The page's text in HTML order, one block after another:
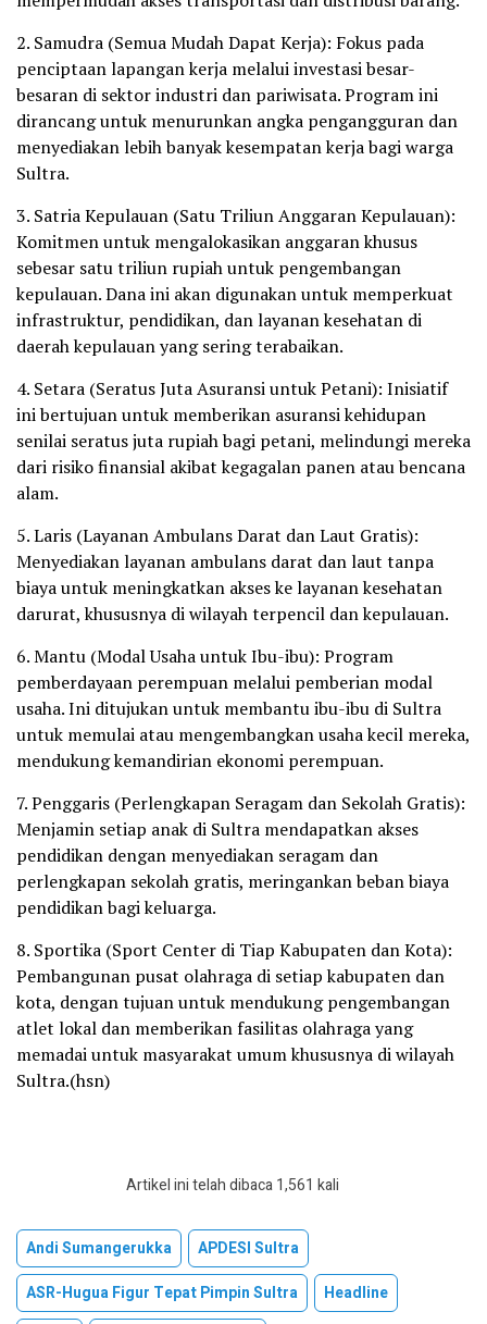
2. Samudra (Semua Mudah Dapat Kerja): Fokus pada
penciptaan lapangan kerja melalui investasi besar-
besaran di sektor industri dan pariwisata. Program ini
dirancang untuk menurunkan angka pengangguran dan
menyediakan lebih banyak kesempatan kerja bagi warga
Sultra.
3. Satria Kepulauan (Satu Triliun Anggaran Kepulauan):
Komitmen untuk mengalokasikan anggaran khusus
sebesar satu triliun rupiah untuk pengembangan
kepulauan. Dana ini akan digunakan untuk memperkuat
infrastruktur, pendidikan, dan layanan kesehatan di
daerah kepulauan yang sering terabaikan.
4. Setara (Seratus Juta Asuransi untuk Petani): Inisiatif
ini bertujuan untuk memberikan asuransi kehidupan
senilai seratus juta rupiah bagi petani, melindungi mereka
dari risiko finansial akibat kegagalan panen atau bencana
alam.
5. Laris (Layanan Ambulans Darat dan Laut Gratis):
Menyediakan layanan ambulans darat dan laut tanpa
biaya untuk meningkatkan akses ke layanan kesehatan
darurat, khususnya di wilayah terpencil dan kepulauan.
6. Mantu (Modal Usaha untuk Ibu-ibu): Program
pemberdayaan perempuan melalui pemberian modal
usaha. Ini ditujukan untuk membantu ibu-ibu di Sultra
untuk memulai atau mengembangkan usaha kecil mereka,
mendukung kemandirian ekonomi perempuan.
7. Penggaris (Perlengkapan Seragam dan Sekolah Gratis):
Menjamin setiap anak di Sultra mendapatkan akses
pendidikan dengan menyediakan seragam dan
perlengkapan sekolah gratis, meringankan beban biaya
pendidikan bagi keluarga.
8. Sportika (Sport Center di Tiap Kabupaten dan Kota):
Pembangunan pusat olahraga di setiap kabupaten dan
kota, dengan tujuan untuk mendukung pengembangan
atlet lokal dan memberikan fasilitas olahraga yang
memadai untuk masyarakat umum khususnya di wilayah
Sultra.(hsn)
Artikel ini telah dibaca 1,561 kali
Andi Sumangerukka
APDESI Sultra
ASR-Hugua Figur Tepat Pimpin Sultra
Headline